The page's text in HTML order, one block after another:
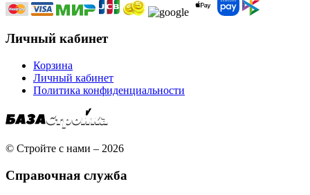
Личный кабинет
Корзина
Личный кабинет
Политика конфиденциальности
© Стройте с нами – 2026
Справочная служба